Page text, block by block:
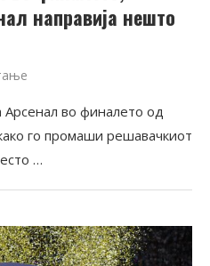
направија нешто
Арсенал во финалето од
го промаши решавачкиот
…